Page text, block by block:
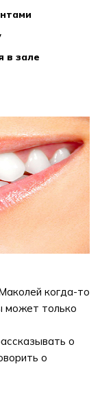
когда-то
может только
о
о